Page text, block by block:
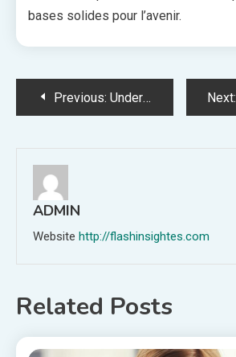
bases solides pour l’avenir.
PostPrevious: Understanding Why Thailand’s Expanding Economy Is a Smart Investment Next:
ADMIN
Website http://flashinsightes.com
Related Posts